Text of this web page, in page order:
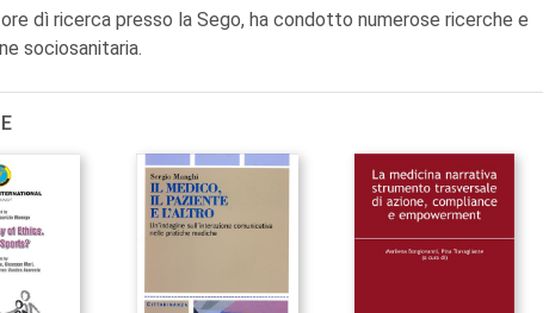
dì ricerca presso la Sego, ha condotto numerose ricerche e
sociosanitaria.